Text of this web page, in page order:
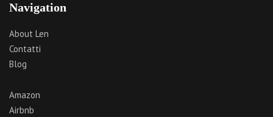
Navigation
About Len
Contatti
Blog
Amazon
Airbnb